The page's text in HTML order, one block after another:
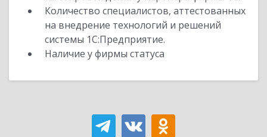
Количество специалистов, аттестованных
на внедрение технологий и решений
системы 1С:Предприятие.
Наличие у фирмы статуса